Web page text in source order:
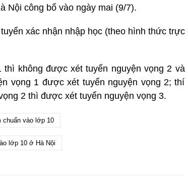
Nội công bố vào ngày mai (9/7).
xác nhận nhập học (theo hình thức trực
không được xét tuyển nguyện vọng 2 và
vọng 1 được xét tuyển nguyện vọng 2; thí
2 thì được xét tuyển nguyện vọng 3.
chuẩn vào lớp 10
lớp 10 ở Hà Nội